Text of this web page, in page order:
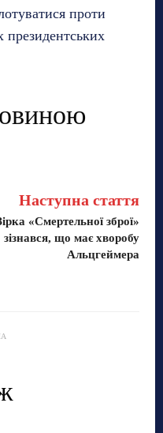
проти
президентських
Наступна стаття
«Смертельної зброї»
зізнався, що має хворобу
Альцгеймера